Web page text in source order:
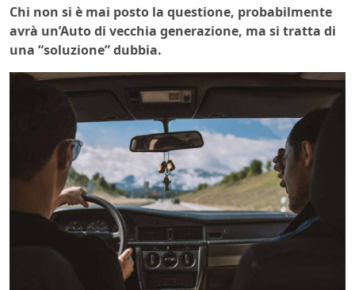
Chi non si è mai posto la questione, probabilmente
avrà un’Auto di vecchia generazione, ma si tratta di
una “soluzione” dubbia.